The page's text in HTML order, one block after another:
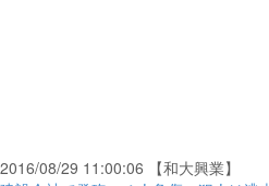
2016/08/29 11:00:06 【和大興業】